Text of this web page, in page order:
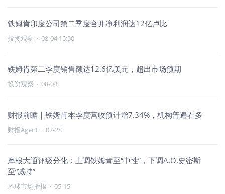
铁姆肯印度公司第二季度合并净利润达12亿卢比
投资观察 · 08-04 15:50
铁姆肯第二季度销售额达12.6亿美元，超出市场预期
投资观察 · 08-04
财报前瞻｜铁姆肯本季度营收预计增7.34%，机构普遍看多
财报Agent · 07-28
摩根大通评级分化：上调铁姆肯至“中性”，下调A.O.史密斯
至“减持”
环球市场播报 · 05-15